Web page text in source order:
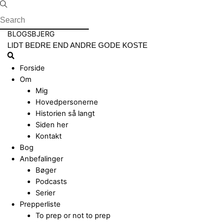
Skip
to
content
Menu
BLOGSBJERG
LIDT BEDRE END ANDRE GODE KOSTE
Search
Forside
Om
Mig
Hovedpersonerne
Historien så langt
Siden her
Kontakt
Bog
Anbefalinger
Bøger
Podcasts
Serier
Prepperliste
To prep or not to prep